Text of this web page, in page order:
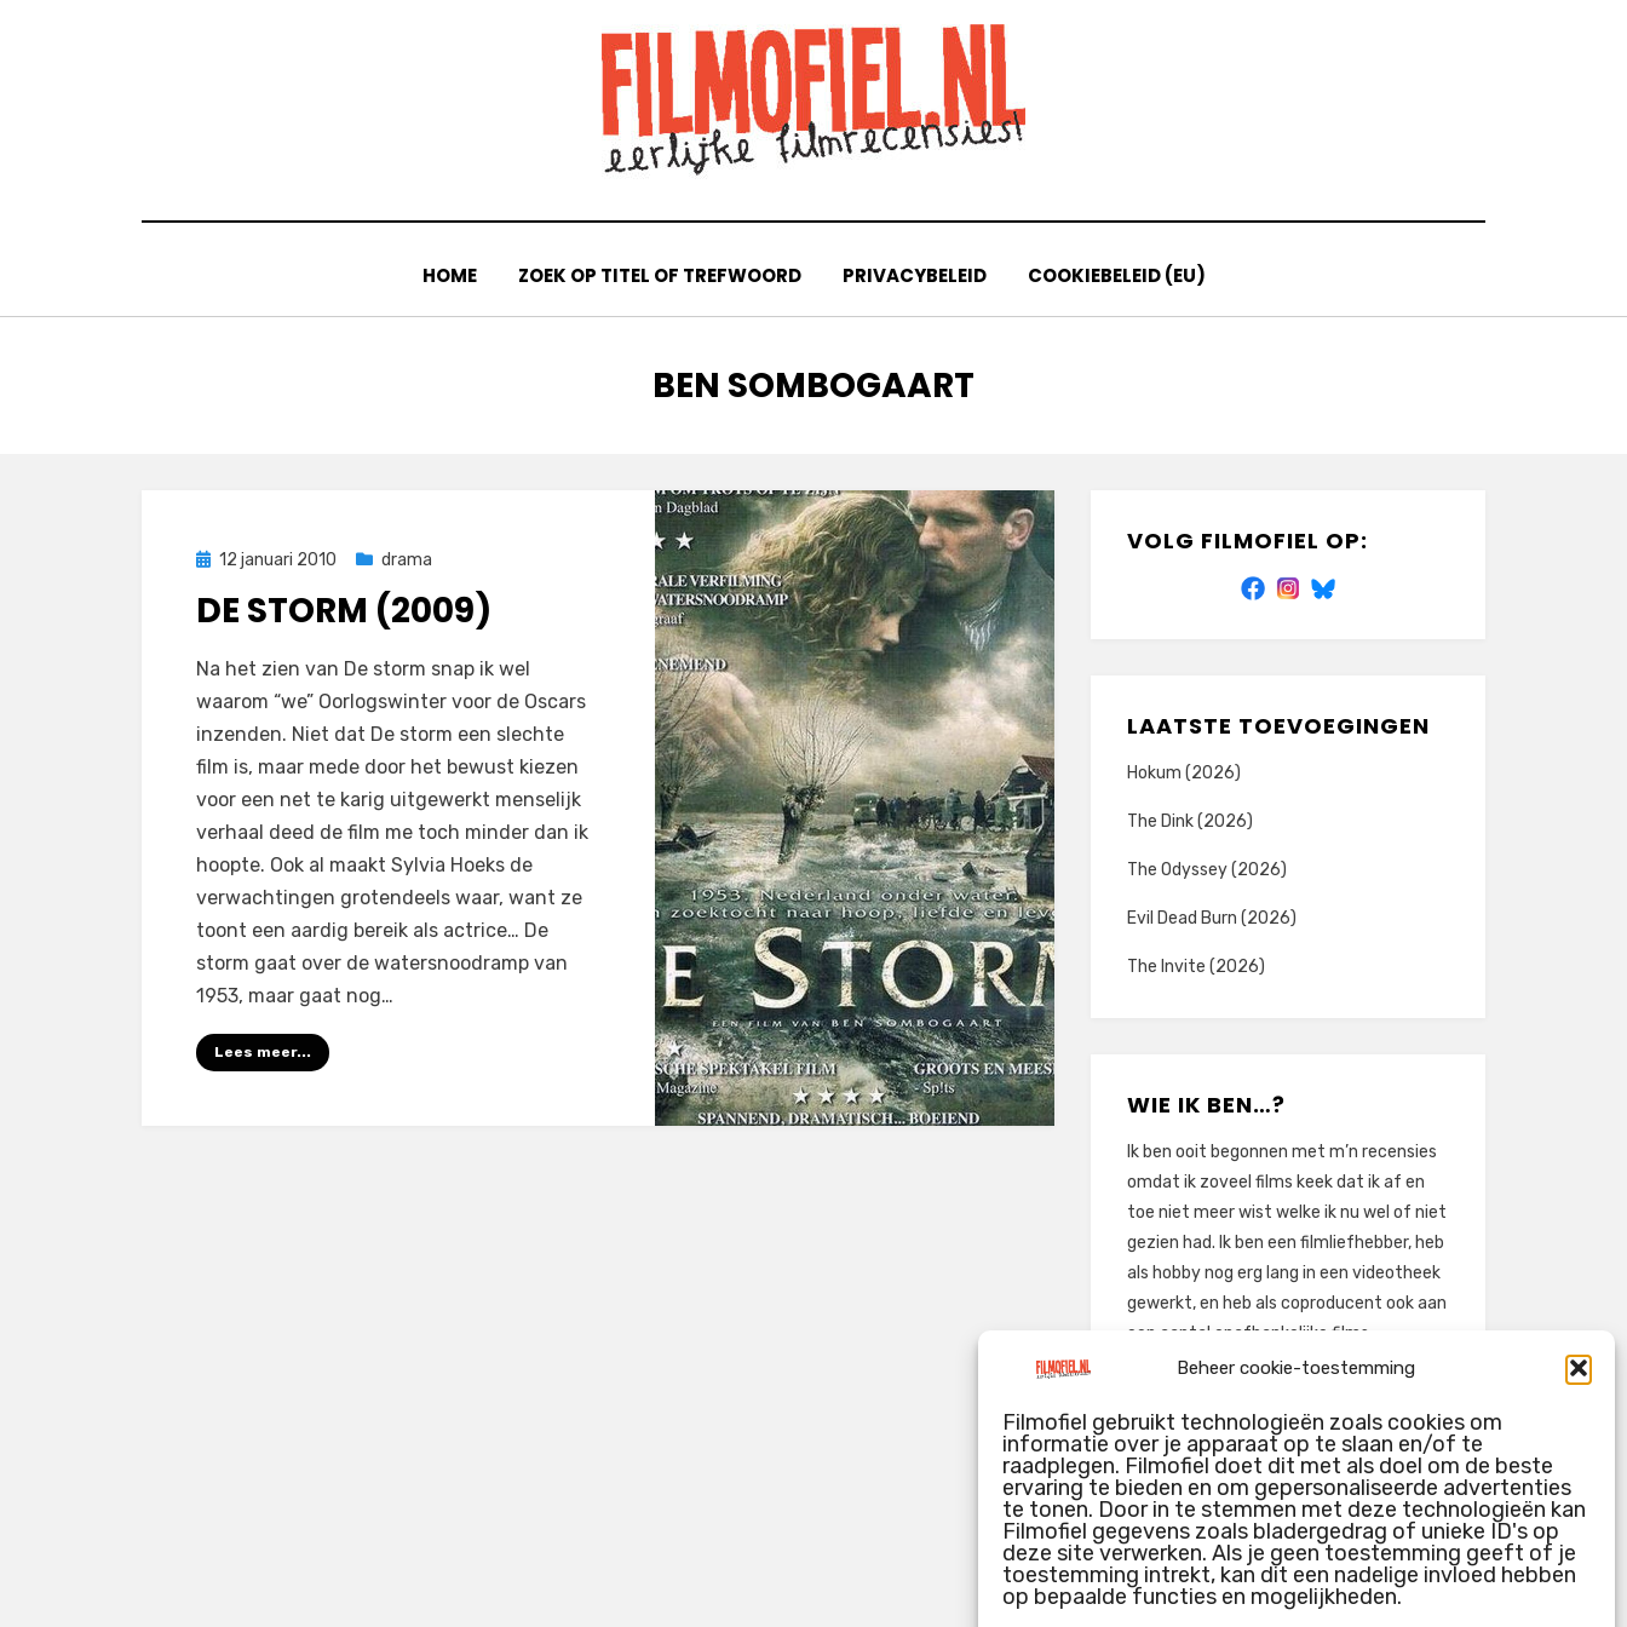
Beheer cookie-toestemming
Filmofiel gebruikt technologieën zoals cookies om
informatie over je apparaat op te slaan en/of te
raadplegen. Filmofiel doet dit met als doel om de beste
ervaring te bieden en om gepersonaliseerde advertenties
te tonen. Door in te stemmen met deze technologieën kan
Filmofiel gegevens zoals bladergedrag of unieke ID's op
deze site verwerken. Als je geen toestemming geeft of je
toestemming intrekt, kan dit een nadelige invloed hebben
op bepaalde functies en mogelijkheden.
HOME ZOEK OP TITEL OF TREFWOORD PRIVACYBELEID COOKIEBELEID (EU)
TAG
:
BEN SOMBOGAART
Geplaatst
12 januari 2010 drama
DE STORM (2009)
door Filmofiel.nl
Laat een reactie achterop
De
Na het zien van De storm snap ik wel
waarom “we” Oorlogswinter voor de Oscars
inzenden. Niet dat De storm een slechte
film is, maar mede door het bewust kiezen
voor een net te karig uitgewerkt menselijk
verhaal deed de film me toch minder dan ik
hoopte. Ook al maakt Sylvia Hoeks de
verwachtingen grotendeels waar, want ze
toont een aardig bereik als actrice… De
storm gaat over de watersnoodramp van
1953, maar gaat nog…
Lees meer...
VOLG FILMOFIEL OP:
LAATSTE TOEVOEGINGEN
Hokum (2026)
The Dink (2026)
The Odyssey (2026)
Evil Dead Burn (2026)
The Invite (2026)
WIE IK BEN…?
Ik ben ooit begonnen met m’n recensies
omdat ik zoveel films keek dat ik af en
toe niet meer wist welke ik nu wel of niet
gezien had. Ik ben een filmliefhebber, heb
als hobby nog erg lang in een videotheek
gewerkt, en heb als coproducent ook aan
een aantal onafhankelijke films
meegewerkt.
pretentieloze uitbreidingen van m’n
voormalige ‘videotheek-geouwehoer’,
aangevuld met een groeiende kennis
over de kunde én de kunst van het
maken van film.